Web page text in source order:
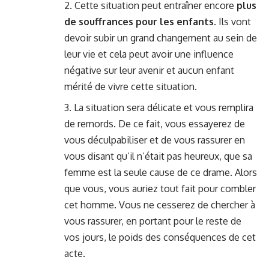
Cette situation peut entraîner encore plus
de souffrances pour les enfants. Ils vont
devoir subir un grand changement au sein de
leur vie et cela peut avoir une influence
négative sur leur avenir et aucun enfant
mérité de vivre cette situation.
La situation sera délicate et vous remplira
de remords. De ce fait, vous essayerez de
vous déculpabiliser et de vous rassurer en
vous disant qu’il n’était pas heureux, que sa
femme est la seule cause de ce drame. Alors
que vous, vous auriez tout fait pour combler
cet homme. Vous ne cesserez de chercher à
vous rassurer, en portant pour le reste de
vos jours, le poids des conséquences de cet
acte.